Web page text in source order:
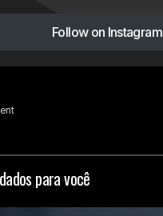
Follow on Instagram
para você